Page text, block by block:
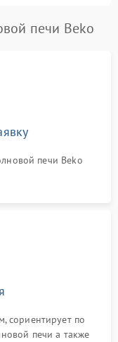
печи Beko
печи Beko
сориентирует по
печи а также